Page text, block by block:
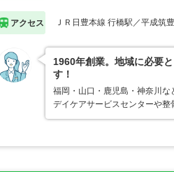
アクセス ＪＲ日豊本線 行橋駅／平成筑
1960年創業。地域に必要
す！
福岡・山口・鹿児島・神奈川な
デイケアサービスセンターや